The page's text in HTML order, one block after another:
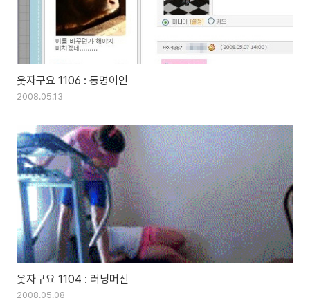
웃자구요 1106 : 동명이인
2008.05.13
웃자구요 1104 : 러닝머신
2008.05.08